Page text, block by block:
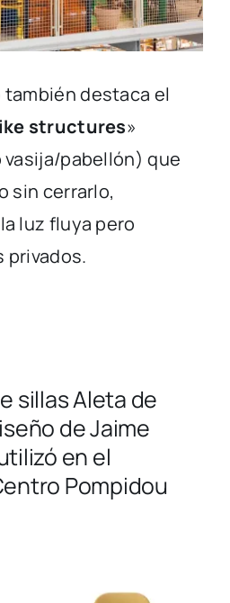
destaca el
structures»
pabellón) que
sin cerrarlo,
luz fluya pero
privados.
sillas Aleta de
de Jaime
en el
Pompidou